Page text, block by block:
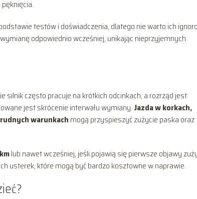
testów i doświadczenia, dlatego nie warto ich
odpowiednio wcześniej, unikając nieprzyjemnych
silnik często pracuje na krótkich odcinkach, a rozrząd jest
jest skrócenie interwału wymiany.Jazda w korkach,
warunkach mogą przyspieszyć zużycie paska oraz
lub nawet wcześniej, jeśli pojawią się pierwsze objawy
usterek, które mogą być bardzo kosztowne w naprawie.